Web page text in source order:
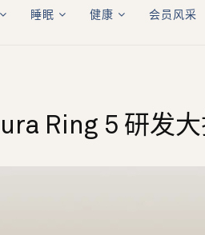
睡眠 健康 会员风采
Ring 5 研发